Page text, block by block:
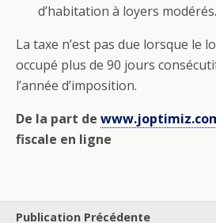
d’habitation à loyers modérés.
La taxe n’est pas due lorsque le
occupé plus de 90 jours
l’année d’imposition.
De la part de
fiscale en ligne
Publication Précédente